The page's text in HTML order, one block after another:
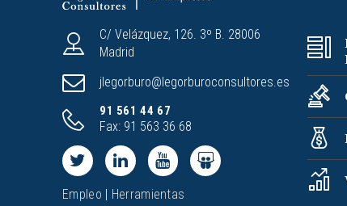
C/ Velázquez, 126. 3º B. 28006
Madrid
jlegorburo@legorburoconsultores.es
91 561 44 67
Fax: 91 563 36 68
Empleo | Herramientas